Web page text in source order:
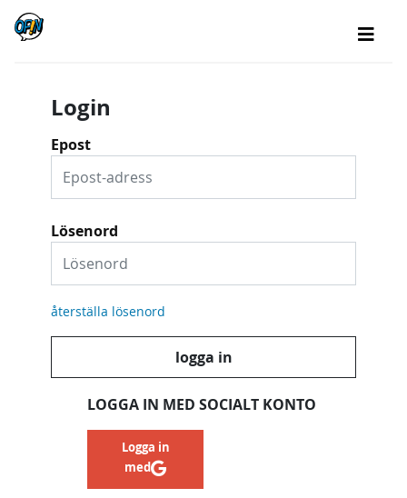
Login
Epost
Lösenord
återställa lösenord
logga in
LOGGA IN MED SOCIALT KONTO
Logga in
med